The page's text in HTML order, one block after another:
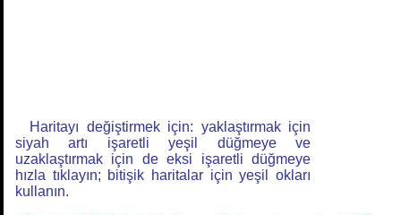
Haritayı değiştirmek için: yaklaştırmak için
siyah artı işaretli yeşil düğmeye ve
uzaklaştırmak için de eksi işaretli düğmeye
hızla tıklayın; bitişik haritalar için yeşil okları
kullanın.